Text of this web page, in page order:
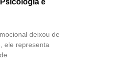
deixou de
ele representa